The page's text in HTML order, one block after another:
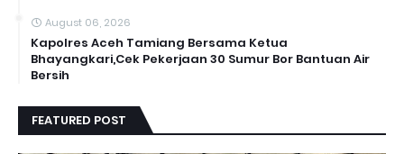
August 06, 2026
Kapolres Aceh Tamiang Bersama Ketua
Bhayangkari,Cek Pekerjaan 30 Sumur Bor Bantuan Air
Bersih
FEATURED POST